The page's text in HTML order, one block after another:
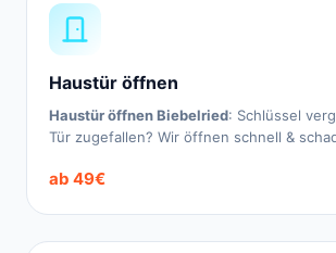
Haustür öffnen
Haustür öffnen Biebelried: Schlüssel
Tür zugefallen? Wir öffnen schnell &
ab 49€